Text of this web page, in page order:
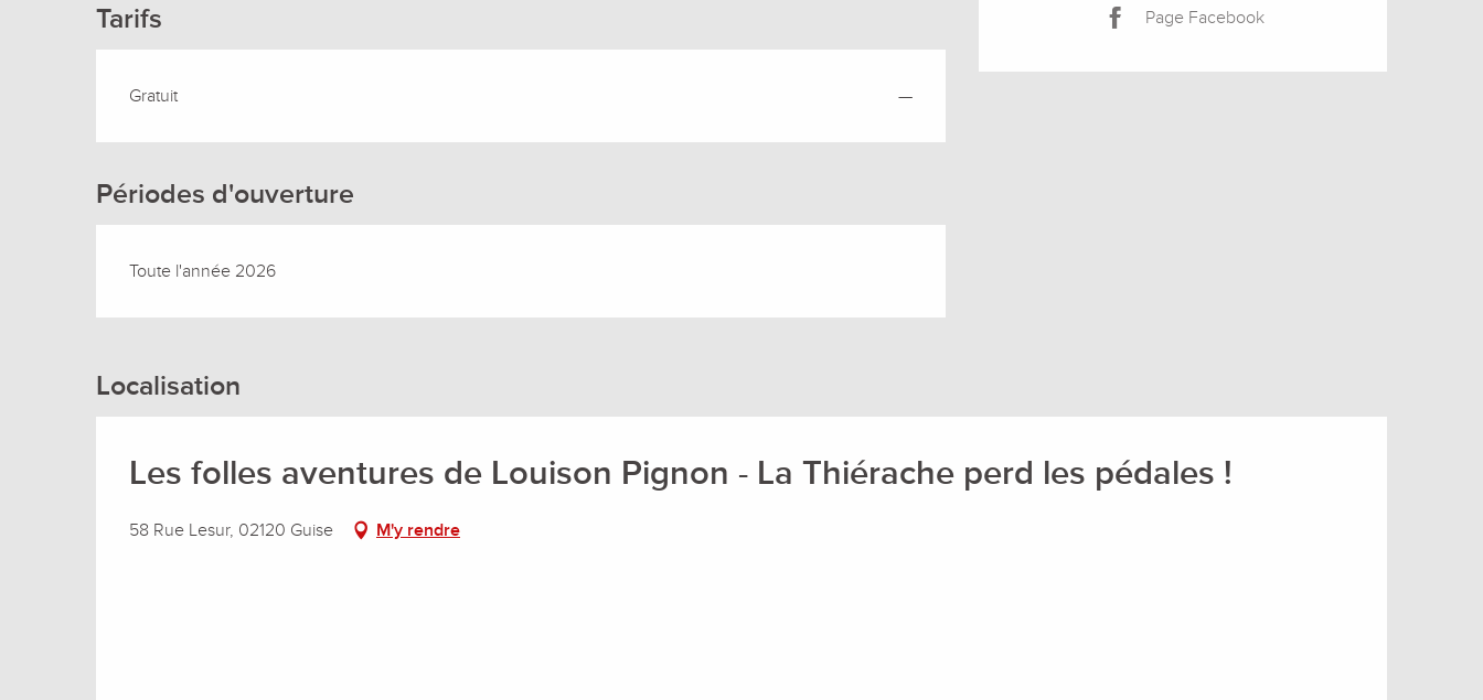
Page Facebook
Tarifs
Gratuit —
Périodes d'ouverture
Toute l'année 2026
Localisation
Les folles aventures de Louison Pignon - La Thiérache perd les pédales !
58 Rue Lesur, 02120 Guise M'y rendre